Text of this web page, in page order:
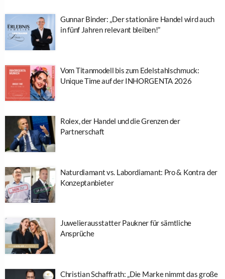
Gunnar Binder: „Der stationäre Handel wird auch
in fünf Jahren relevant bleiben!”
Vom Titanmodell bis zum Edelstahlschmuck:
Unique Time auf der INHORGENTA 2026
Rolex, der Handel und die Grenzen der
Partnerschaft
Naturdiamant vs. Labordiamant: Pro & Kontra der
Konzeptanbieter
Juwelierausstatter Paukner für sämtliche
Ansprüche
Christian Schaffrath: „Die Marke nimmt das große